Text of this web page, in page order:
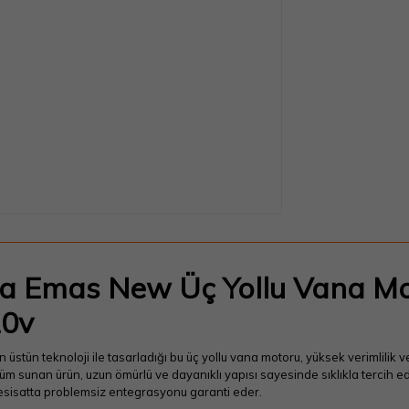
Emas New Üç Yollu Vana
üstün teknoloji ile tasarladığı bu üç yollu vana motoru, yüksek
sunan ürün, uzun ömürlü ve dayanıklı yapısı sayesinde sıklıkla tercih
problemsiz entegrasyonu garanti eder.